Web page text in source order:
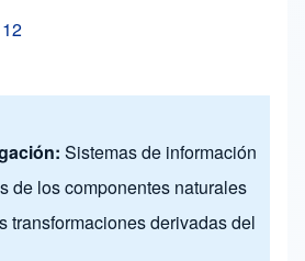
Sistemas de información
de los componentes naturales
transformaciones derivadas del